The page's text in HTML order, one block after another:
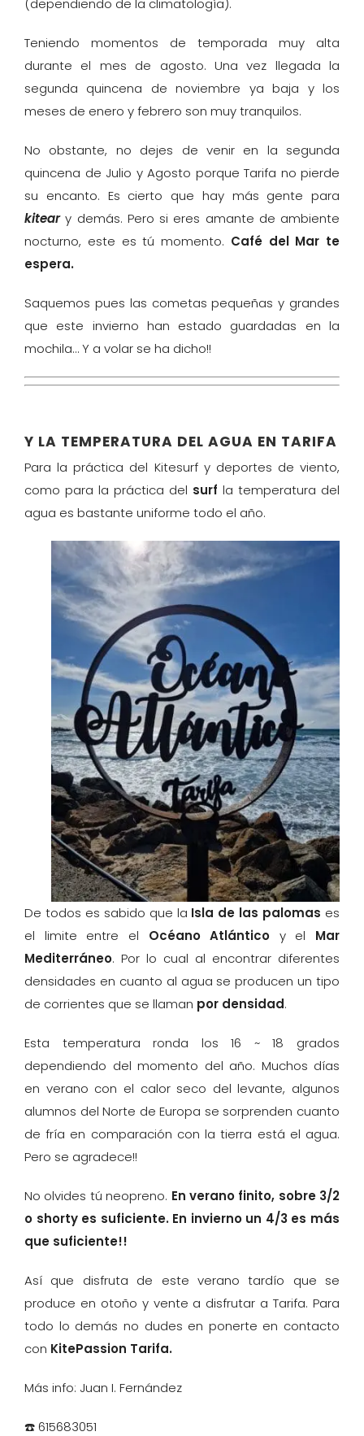
(dependiendo de la climatología).
Teniendo momentos de temporada muy alta
durante el mes de agosto. Una vez llegada la
segunda quincena de noviembre ya baja y los
meses de enero y febrero son muy tranquilos.
No obstante, no dejes de venir en la segunda
quincena de Julio y Agosto porque Tarifa no pierde
su encanto. Es cierto que hay más gente para
kiteary demás. Pero si eres amante de ambiente
nocturno, este es tú momento. Café del Mar te
espera.
Saquemos pues las cometas pequeñas y grandes
que este invierno han estado guardadas en la
mochila… Y a volar se ha dicho!!
Y LA TEMPERATURA DEL AGUA EN TARIFA
Para la práctica del Kitesurf y deportes de viento,
como para la práctica del surf la temperatura del
agua es bastante uniforme todo el año.
De todos es sabido que la Isla de las palomas es
el limite entre el Océano Atlántico y el Mar
Mediterráneo. Por lo cual al encontrar diferentes
densidades en cuanto al agua se producen un tipo
de corrientes que se llaman por densidad.
Esta temperatura ronda los 16 ~ 18 grados
dependiendo del momento del año. Muchos días
en verano con el calor seco del levante, algunos
alumnos del Norte de Europa se sorprenden cuanto
de fría en comparación con la tierra está el agua.
Pero se agradece!!
No olvides tú neopreno. En verano finito, sobre 3/2
o shorty es suficiente. En invierno un 4/3 es más
que suficiente!!
Así que disfruta de este verano tardío que se
produce en otoño y vente a disfrutar a Tarifa. Para
todo lo demás no dudes en ponerte en contacto
con KitePassion Tarifa.
Más info: Juan I. Fernández
☎️ 615683051